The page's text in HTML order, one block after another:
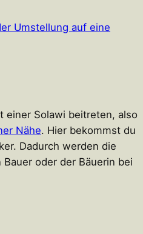
Umstellung auf eine
einer Solawi beitreten, also
Nähe. Hier bekommst du
Dadurch werden die
oder der Bäuerin bei